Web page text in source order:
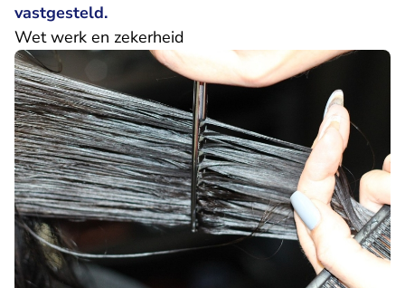
vastgesteld.
Wet werk en zekerheid